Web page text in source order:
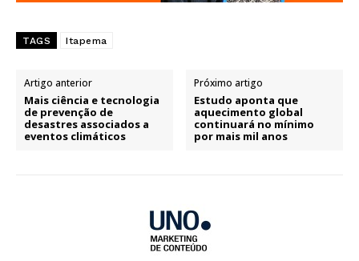
TAGS Itapema
Artigo anterior
Mais ciência e tecnologia
de prevenção de
desastres associados a
eventos climáticos
Próximo artigo
Estudo aponta que
aquecimento global
continuará no mínimo
por mais mil anos